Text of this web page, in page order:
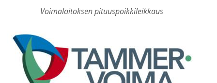
Voimalaitoksen pituuspoikkileikkaus